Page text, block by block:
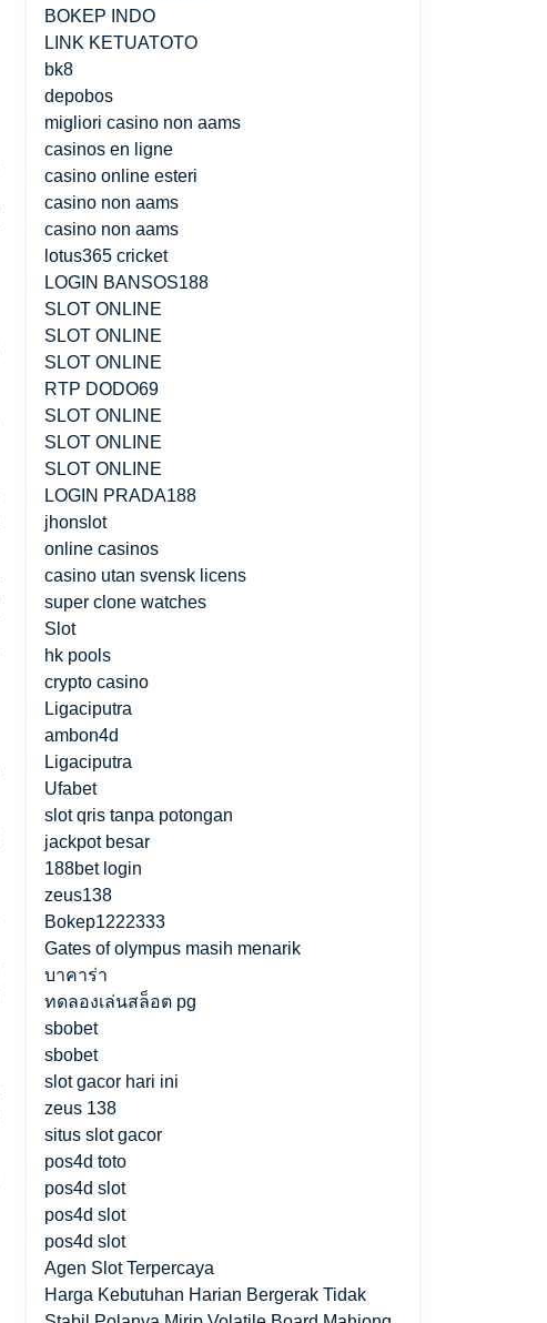
BOKEP INDO
LINK KETUATOTO
bk8
depobos
migliori casino non aams
casinos en ligne
casino online esteri
casino non aams
casino non aams
lotus365 cricket
LOGIN BANSOS188
SLOT ONLINE
SLOT ONLINE
SLOT ONLINE
RTP DODO69
SLOT ONLINE
SLOT ONLINE
SLOT ONLINE
LOGIN PRADA188
jhonslot
online casinos
casino utan svensk licens
super clone watches
Slot
hk pools
crypto casino
Ligaciputra
ambon4d
Ligaciputra
Ufabet
slot qris tanpa potongan
jackpot besar
188bet login
zeus138
Bokep1222333
Gates of olympus masih menarik
บาคาร่า
ทดลองเล่นสล็อต pg
sbobet
sbobet
slot gacor hari ini
zeus 138
situs slot gacor
pos4d toto
pos4d slot
pos4d slot
pos4d slot
Agen Slot Terpercaya
Harga Kebutuhan Harian Bergerak Tidak